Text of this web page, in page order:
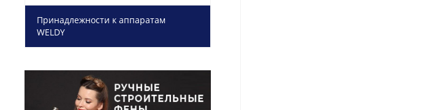
Принадлежности к аппаратам
WELDY